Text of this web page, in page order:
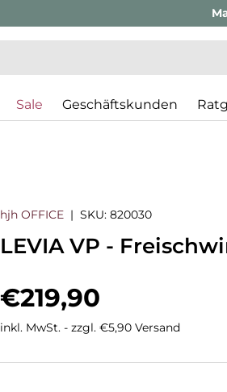
Sale Geschäftskunden
hjh OFFICE |SKU: 820030
LEVIA VP -
Normaler Preis
€219,90
inkl. MwSt. - zzgl. €5,90 Versand